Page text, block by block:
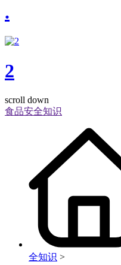
.
2
scroll down
食品安全知识
全知识 >